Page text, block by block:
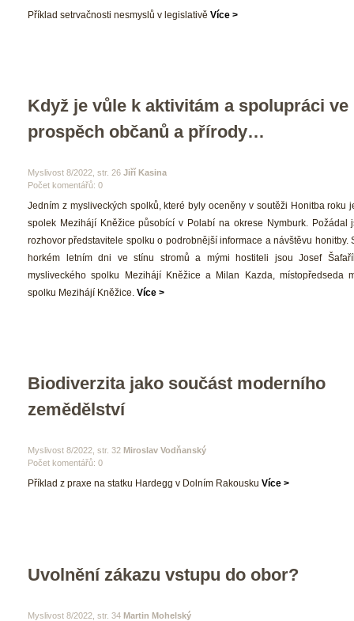
Příklad setrvačnosti nesmyslů v legislativě Více >
Když je vůle k aktivitám a spolupráci ve
prospěch občanů a přírody…
Myslivost 8/2022, str. 26 Jiří Kasina
Počet komentářů: 0
Jedním z mysliveckých spolků, které byly oceněny v soutěži Honitba roku
polek Mezihájí Kněžice působící v Polabí na okrese Nymburk. Požádal
rozhovor představitele spolku o podrobnější informace a návštěvu honitby.
horkém letním dni ve stínu stromů a mými hostiteli jsou Josef
mysliveckého spolku Mezihájí Kněžice a Milan Kazda, místopředseda
polku Mezihájí Kněžice. Více >
Biodiverzita jako součást moderního
zemědělství
Myslivost 8/2022, str. 32 Miroslav Vodňanský
Počet komentářů: 0
Příklad z praxe na statku Hardegg v Dolním Rakousku Více >
Uvolnění zákazu vstupu do obor?
Myslivost 8/2022, str. 34 Martin Mohelský